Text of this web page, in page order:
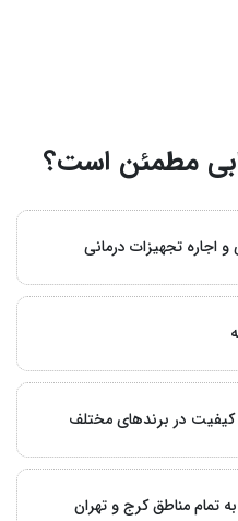
مطمئن است؟
اجاره تجهیزات درمانی
کیفیت در برندهای مختلف
تمام مناطق کرج و تهران